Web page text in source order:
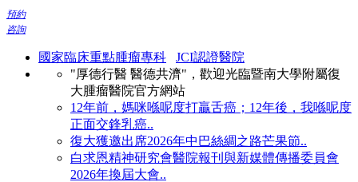
預約
咨詢
國家臨床重點腫瘤專科
JCI認證醫院
"厚德行醫 醫德共濟"，歡迎光臨暨南大學附屬復
大腫瘤醫院官方網站
12年前，媽咪喺呢度打贏舌癌；12年後，我喺呢度
正面交鋒乳癌..
復大獲邀出席2026年中巴絲綢之路芒果節..
白求恩精神研究會醫院報刊與新媒體傳播委員會
2026年換屆大會..